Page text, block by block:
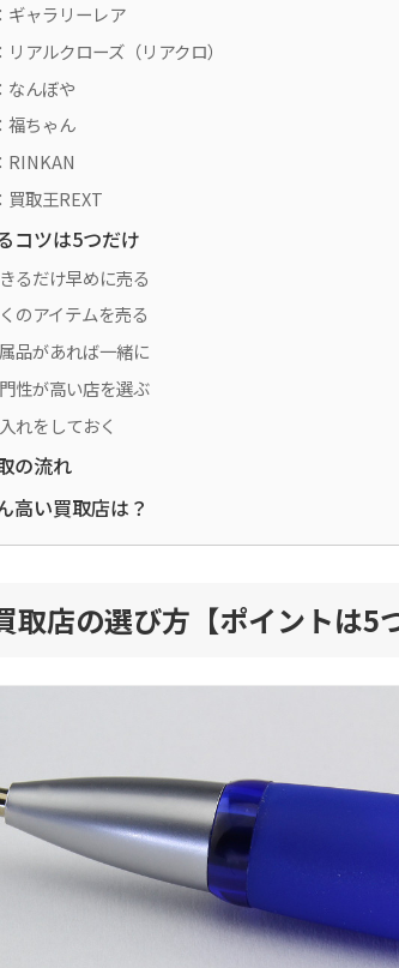
ギャラリーレア
リアルクローズ（リアクロ）
なんぼや
福ちゃん
RINKAN
買取王REXT
コツは5つだけ
るだけ早めに売る
のアイテムを売る
品があれば一緒に
性が高い店を選ぶ
れをしておく
の流れ
高い買取店は？
店の選び方【ポイントは5つ